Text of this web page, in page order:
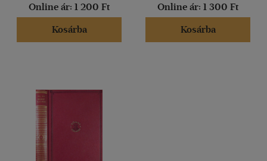
Online ár: 1 200 Ft
Kosárba
Online ár: 1 300 Ft
Kosárba